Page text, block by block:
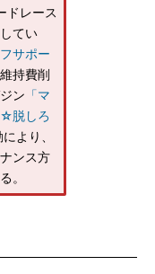
ドレース
てい
サポー
持費削
ン 「マ
☆脱しろ
より、
ンス方
。